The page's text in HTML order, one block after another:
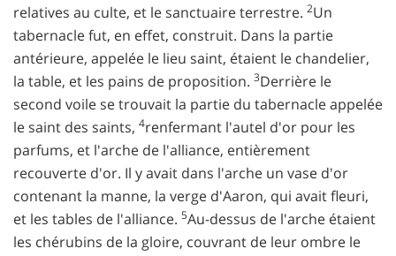
relatives au culte, et le sanctuaire terrestre. 2Un
tabernacle fut, en effet, construit. Dans la partie
antérieure, appelée le lieu saint, étaient le chandelier,
la table, et les pains de proposition. 3Derrière le
second voile se trouvait la partie du tabernacle appelée
le saint des saints, 4renfermant l'autel d'or pour les
parfums, et l'arche de l'alliance, entièrement
recouverte d'or. Il y avait dans l'arche un vase d'or
contenant la manne, la verge d'Aaron, qui avait fleuri,
et les tables de l'alliance. 5Au-dessus de l'arche étaient
les chérubins de la gloire, couvrant de leur ombre le